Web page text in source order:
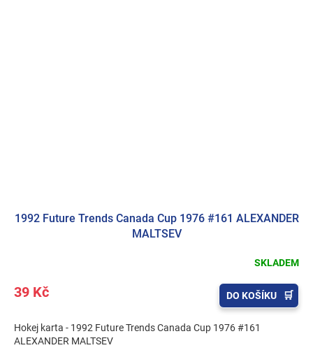
1992 Future Trends Canada Cup 1976 #161 ALEXANDER
MALTSEV
SKLADEM
39 Kč DO KOŠÍKU
Hokej karta - 1992 Future Trends Canada Cup 1976 #161
ALEXANDER MALTSEV